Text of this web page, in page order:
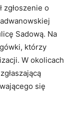
zgłoszenie o
Sadową. Na
którzy
W okolicach
się